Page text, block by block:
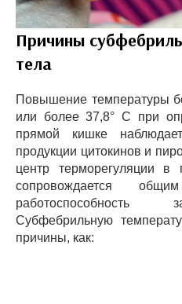
Причины
тела
Повышение температуры
или более 37,8° С при
прямой кишке
продукции цитокинов и
центр терморегуляции в
сопровождается
работоспособность
Субфебрильную
причины, как: